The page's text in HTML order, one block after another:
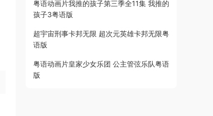
粤语动画片我推的孩子第三季全11集 我推的
孩子3粤语版
超宇宙刑事卡邦无限 超次元英雄卡邦无限粤
语版
粤语动画片皇家少女乐团 公主管弦乐队粤语
版